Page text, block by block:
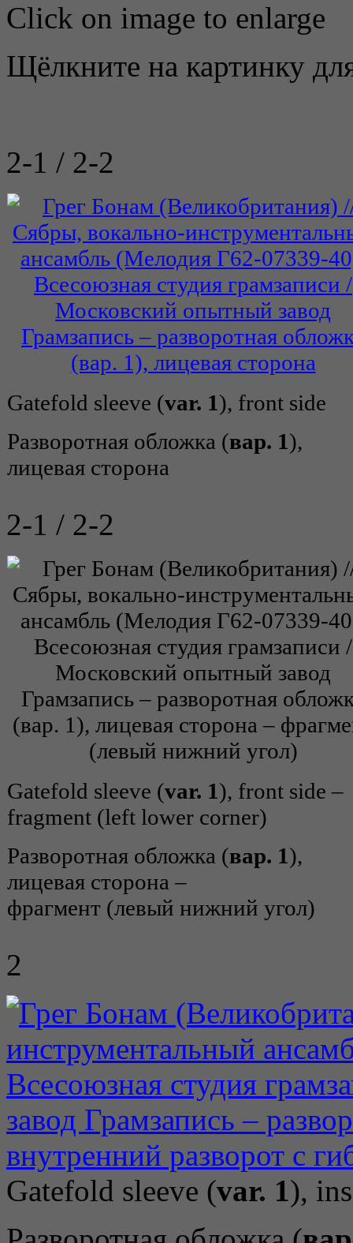
Click on image to enlarge
Щёлкните на картинку
2-1 / 2-2
Gatefold sleeve (var. 1), front side
Разворотная обложка (вар. 1),
лицевая сторона
2-1 / 2-2
Gatefold sleeve (var. 1), front side –
fragment (left lower corner)
Разворотная обложка (вар. 1),
лицевая сторона –
фрагмент (левый нижний угол)
2
Gatefold sleeve (var. 1),